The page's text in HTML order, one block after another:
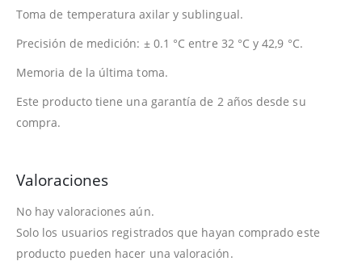
Toma de temperatura axilar y sublingual.
Precisión de medición: ± 0.1 °C entre 32 °C y 42,9 °C.
Memoria de la última toma.
Este producto tiene una garantía de 2 años desde su
compra.
Valoraciones
No hay valoraciones aún.
Solo los usuarios registrados que hayan comprado este
producto pueden hacer una valoración.